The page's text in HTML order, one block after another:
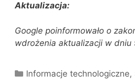
Aktualizacja:
Google poinformowało o
wdrożenia aktualizacji w dniu
Kategorie
Informacje technologiczne,